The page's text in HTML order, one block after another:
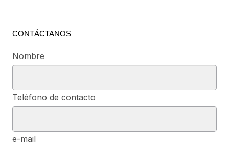
CONTÁCTANOS
Nombre
Teléfono de contacto
e-mail